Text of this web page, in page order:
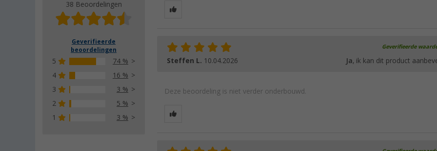
38 Beoordelingen
Geverifieerde
beoordelingen
5
74 %
4
16 %
3
3 %
2
5 %
1
3 %
Geverifieerde
Steffen L. 10.04.2026 Ja, ik kan dit product
Deze beoordeling is niet verder onderbouwd.